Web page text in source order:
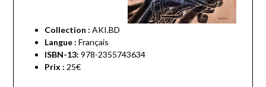
Collection : AKI.BD
Langue : Français
ISBN-13: 978-2355743634
Prix : 25€